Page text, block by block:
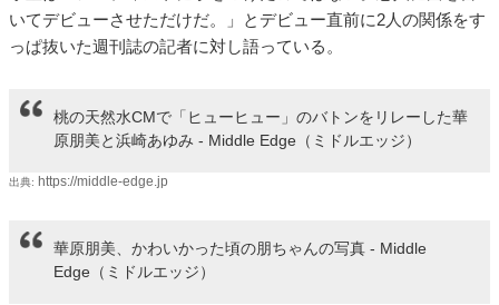
いてデビューさせただけだ。」とデビュー直前に2人の関係をす
っぱ抜いた週刊誌の記者に対し語っている。
桃の天然水CMで「ヒューヒュー」のバトンをリレーした華
原朋美と浜崎あゆみ - Middle Edge（ミドルエッジ）
出典: https://middle-edge.jp
華原朋美、かわいかった頃の朋ちゃんの写真 - Middle
Edge（ミドルエッジ）